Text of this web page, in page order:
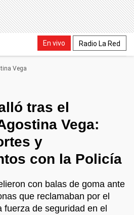
En vivo Radio La Red
Vega
tras el
Vega:
y
con la Policía
con balas de goma ante
que reclamaban por el
fuerza de seguridad en el